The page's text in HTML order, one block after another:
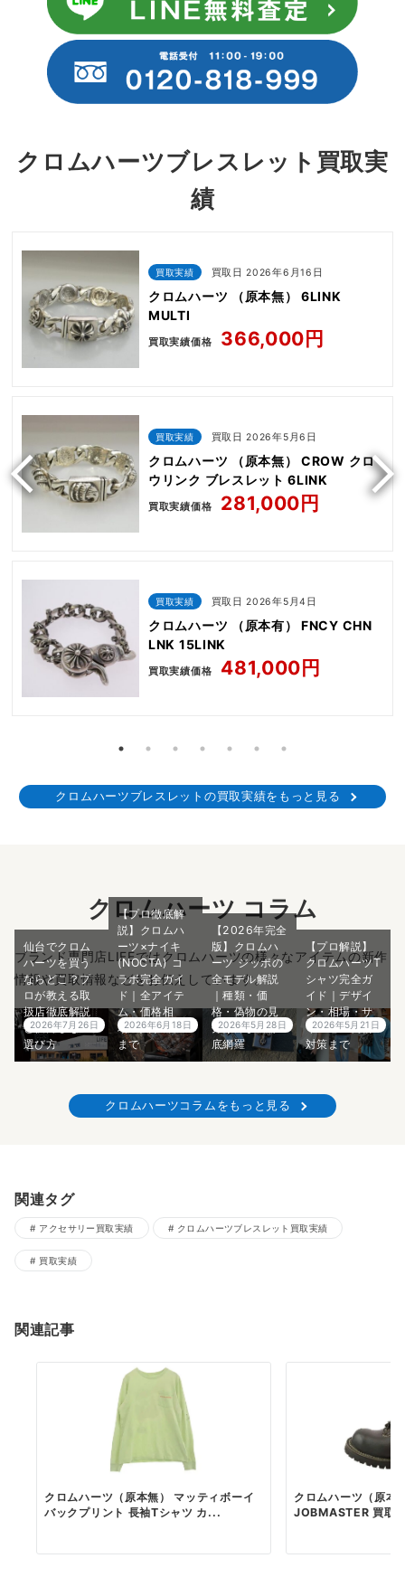
クロムハーツブレスレット買取実
績
買取実績 買取日 2026年6月16日
クロムハーツ （原本無） 6LINK
MULTI
買取実績価格 366,000円
買取実績 買取日 2026年5月6日
クロムハーツ （原本無） CROW クロ
ウリンク ブレスレット 6LINK
買取実績価格 281,000円
買取実績 買取日 2026年5月4日
クロムハーツ （原本有） FNCY CHN
LNK 15LINK
買取実績価格 481,000円
クロムハーツブレスレットの買取実績をもっと見る
クロムハーツ コラム
ブランド専門店LIFEではクロムハーツの様々なアイテムの新作
情報や買取情報などをお伝えしています。
仙台でクロム
ハーツを買う
ならどこ？プ
ロが教える取
扱店徹底解説
と後悔しない
選び方
2026年7月26日
【プロ徹底解
説】クロムハ
ーツ×ナイキ
(NOCTA) コ
ラボ完全ガイ
ド｜全アイテ
ム・価格相
場・入手方法
まで
2026年6月18日
【2026年完全
版】クロムハ
ーツ ジッポの
全モデル解説
｜種類・価
格・偽物の見
分け方まで徹
底網羅
2026年5月28日
【プロ解説】
クロムハーツT
シャツ完全ガ
イド｜デザイ
ン・相場・サ
イズ感・偽物
対策まで
2026年5月21日
クロムハーツコラムをもっと見る
関連タグ
アクセサリー買取実績 クロムハーツブレスレット買取実績
買取実績
関連記事
クロムハーツ（原本無） マッティボーイ
バックプリント 長袖Tシャツ カ...
クロムハーツ（原本
JOBMASTER 買取